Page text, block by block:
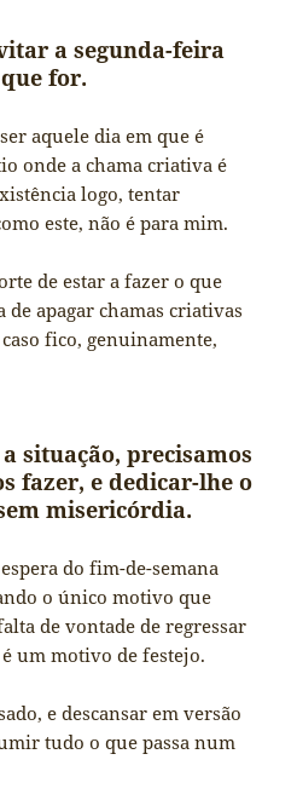
a segunda-feira
for.
aquele dia em que é
onde a chama criativa é
logo, tentar
este, não é para mim.
de estar a fazer o que
de apagar chamas criativas
fico, genuinamente,
situação, precisamos
fazer, e dedicar-lhe o
misericórdia.
do fim-de-semana
o único motivo que
de vontade de regressar
um motivo de festejo.
e descansar em versão
tudo o que passa num